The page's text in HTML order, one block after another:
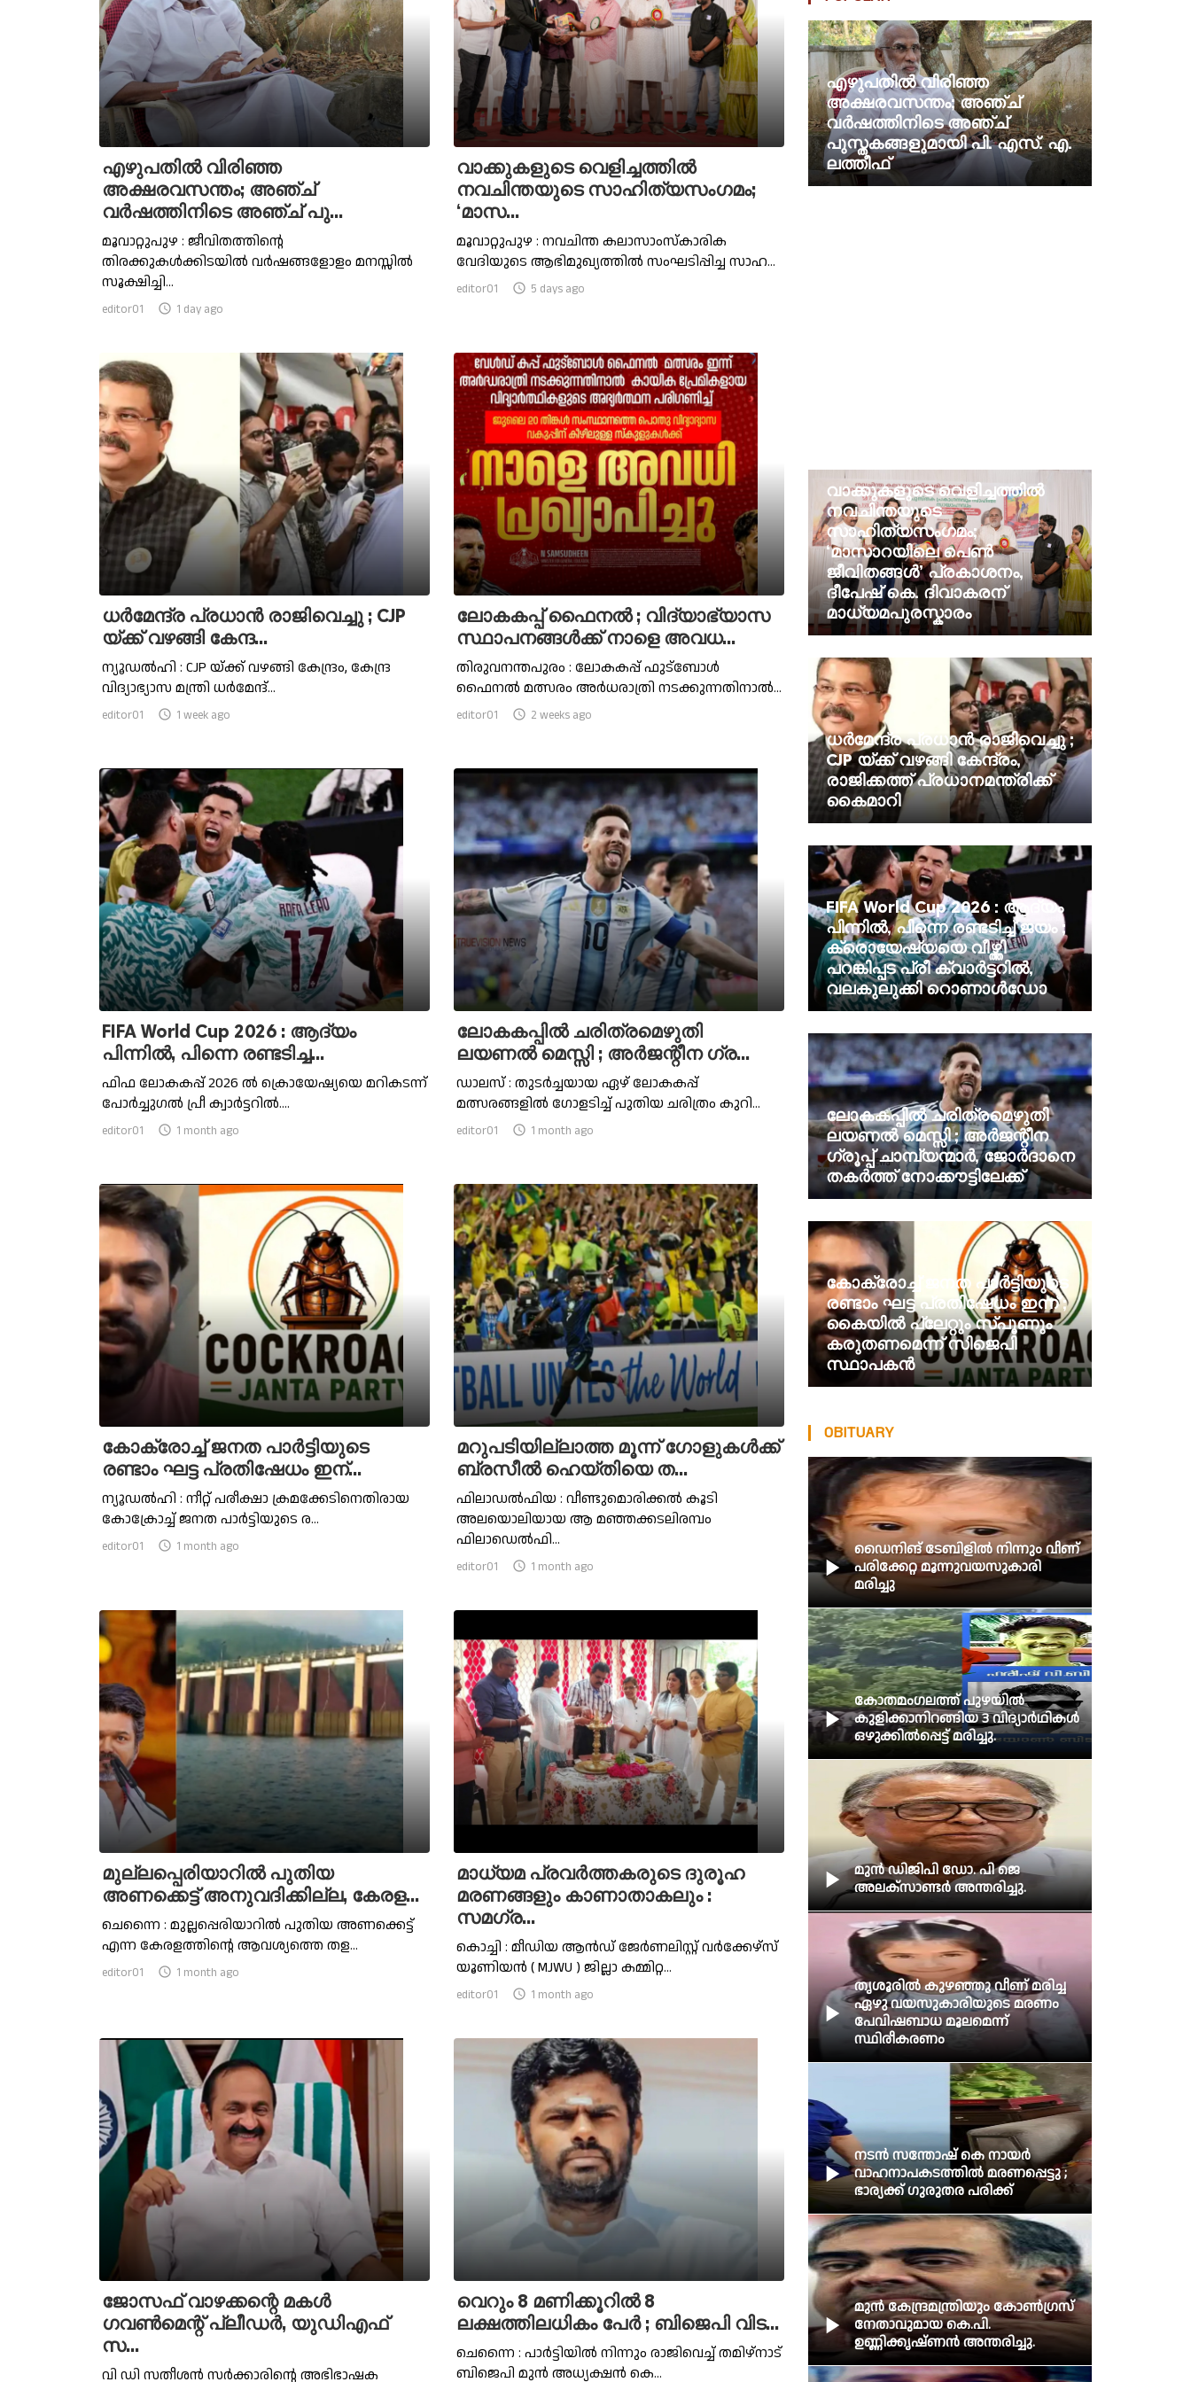
എഴുപതിൽ വിരിഞ്ഞ
അക്ഷരവസന്തം; അഞ്ച്
വർഷത്തിനിടെ അഞ്ച് പു...
മൂവാറ്റുപുഴ : ജീവിതത്തിന്റെ
തിരക്കുകൾക്കിടയിൽ വർഷങ്ങളോളം മനസ്സിൽ
സൂക്ഷിച്ചി...
editor01  1 day ago
വാക്കുകളുടെ വെളിച്ചത്തിൽ
നവചിന്തയുടെ സാഹിത്യസംഗമം;
‘മാസ...
മൂവാറ്റുപുഴ : നവചിന്ത കലാസാംസ്കാരിക
വേദിയുടെ ആഭിമുഖ്യത്തിൽ സംഘടിപ്പിച്ച സാഹ...
editor01  5 days ago
ധര്‍മേന്ദ്ര പ്രധാൻ രാജിവെച്ചു ; CJP
യ്ക്ക് വഴങ്ങി കേന്ദ...
ന്യൂഡൽഹി : CJP യ്ക്ക് വഴങ്ങി കേന്ദ്രം, കേന്ദ്ര
വിദ്യാഭ്യാസ മന്ത്രി ധർമേന്ദ്...
editor01  1 week ago
ലോകകപ്പ് ഫൈനല്‍ ; വിദ്യാഭ്യാസ
സ്ഥാപനങ്ങള്‍ക്ക് നാളെ അവധ...
തിരുവനന്തപുരം : ലോകകപ്പ് ഫുട്ബോള്‍
ഫൈനല്‍ മത്സരം അർധരാത്രി നടക്കുന്നതിനാല്‍...
editor01  2 weeks ago
FIFA World Cup 2026 : ആദ്യം
പിന്നില്‍, പിന്നെ രണ്ടടിച്ച...
ഫിഫ ലോകകപ്പ് 2026 ല്‍ ക്രൊയേഷ്യയെ മറികടന്ന്
പോർച്ചുഗല്‍ പ്രീ ക്വാർട്ടറില്‍....
editor01  1 month ago
ലോകകപ്പില്‍ ചരിത്രമെഴുതി
ലയണല്‍ മെസ്സി ; അര്‍ജന്റീന ഗ്ര...
ഡാലസ് : തുടർച്ചയായ ഏഴ് ലോകകപ്പ്
മത്സരങ്ങളില്‍ ഗോളടിച്ച്‌ പുതിയ ചരിത്രം കുറി...
editor01  1 month ago
കോക്രോച്ച്‌ ജനത പാര്‍ട്ടിയുടെ
രണ്ടാം ഘട്ട പ്രതിഷേധം ഇന്...
ന്യൂഡല്‍ഹി : നീറ്റ് പരീക്ഷാ ക്രമക്കേടിനെതിരായ
കോക്രോച്ച്‌ ജനത പാർട്ടിയുടെ ര...
editor01  1 month ago
മറുപടിയില്ലാത്ത മൂന്ന് ഗോളുകള്‍ക്ക്
ബ്രസീല്‍ ഹെയ്തിയെ ത...
ഫിലാഡല്‍ഫിയ : വീണ്ടുമൊരിക്കല്‍ കൂടി
അലയൊലിയായ ആ മഞ്ഞക്കടലിരമ്പം
ഫിലാഡെല്‍ഫി...
editor01  1 month ago
മുല്ലപ്പെരിയാറില്‍ പുതിയ
അണക്കെട്ട് അനുവദിക്കില്ല, കേരള...
ചെന്നൈ : മുല്ലപ്പെരിയാറില്‍ പുതിയ അണക്കെട്ട്
എന്ന കേരളത്തിൻ്റെ ആവശ്യത്തെ തള...
editor01  1 month ago
മാധ്യമ പ്രവർത്തകരുടെ ദുരൂഹ
മരണങ്ങളും കാണാതാകലും :
സമഗ്ര...
കൊച്ചി : മീഡിയ ആൻഡ് ജേർണലിസ്റ്റ് വർക്കേഴ്സ്
യൂണിയൻ ( MJWU ) ജില്ലാ കമ്മിറ്റ...
editor01  1 month ago
ജോസഫ് വാഴക്കന്റെ മകള്‍
ഗവണ്‍മെന്റ് പ്ലീഡര്‍, യുഡിഎഫ്
സ‍...
വി ഡി സതീശൻ സർക്കാരിന്റെ അഭിഭാഷക
വെറും 8 മണിക്കൂറില്‍ 8
ലക്ഷത്തിലധികം പേര്‍ ; ബിജെപി വിട...
ചെന്നൈ : പാർട്ടിയില്‍ നിന്നും രാജിവെച്ച്‌ തമിഴ്‌നാട്
ബിജെപി മുൻ അധ്യക്ഷൻ കെ...
എഴുപതിൽ വിരിഞ്ഞ
അക്ഷരവസന്തം; അഞ്ച്
വർഷത്തിനിടെ അഞ്ച്
പുസ്തകങ്ങളുമായി പി. എസ്. എ.
ലത്തീഫ്
വാക്കുകളുടെ വെളിച്ചത്തിൽ
നവചിന്തയുടെ
സാഹിത്യസംഗമം;
‘മാസാറയിലെ പെൺ
ജീവിതങ്ങൾ’ പ്രകാശനം,
ദീപേഷ് കെ. ദിവാകരന്
മാധ്യമപുരസ്കാരം
ധര്‍മേന്ദ്ര പ്രധാൻ രാജിവെച്ചു ;
CJP യ്ക്ക് വഴങ്ങി കേന്ദ്രം,
രാജിക്കത്ത് പ്രധാനമന്ത്രിക്ക്
കൈമാറി
FIFA World Cup 2026 : ആദ്യം
പിന്നില്‍, പിന്നെ രണ്ടടിച്ച്‌ ജയം ;
ക്രൊയേഷ്യയെ വീഴ്ത്തി
പറങ്കിപ്പട പ്രീ ക്വാര്‍ട്ടറില്‍,
വലകുലുക്കി റൊണാള്‍ഡോ
ലോകകപ്പില്‍ ചരിത്രമെഴുതി
ലയണല്‍ മെസ്സി ; അര്‍ജന്റീന
ഗ്രൂപ്പ് ചാമ്പ്യന്മാര്‍, ജോര്‍ദാനെ
തകര്‍ത്ത് നോക്കൗട്ടിലേക്ക്
കോക്രോച്ച്‌ ജനത പാര്‍ട്ടിയുടെ
രണ്ടാം ഘട്ട പ്രതിഷേധം ഇന്ന് ;
കൈയില്‍ പ്ലേറ്റും സ്പൂണും
കരുതണമെന്ന് സിജെപി
സ്ഥാപകൻ
OBITUARY

ഡൈനിങ് ടേബിളില്‍ നിന്നും വീണ്
പരിക്കേറ്റ മൂന്നുവയസുകാരി
മരിച്ചു

കോതമംഗലത്ത് പുഴയില്‍
കുളിക്കാനിറങ്ങിയ 3 വിദ്യാര്‍ഥികള്‍
ഒഴുക്കില്‍പ്പെട്ട് മരിച്ചു.
 മുന്‍ ഡിജിപി ഡോ. പി ജെ
അലക്‌സാണ്ടര്‍ അന്തരിച്ചു.

തൃശൂരില്‍ കുഴഞ്ഞു വീണ് മരിച്ച
ഏഴു വയസുകാരിയുടെ മരണം
പേവിഷബാധ മൂലമെന്ന്
സ്ഥിരീകരണം

നടൻ സന്തോഷ് കെ നായര്‍
വാഹനാപകടത്തില്‍ മരണപ്പെട്ടു ;
ഭാര്യക്ക് ഗുരുതര പരിക്ക്

മുൻ കേന്ദ്രമന്ത്രിയും കോൺഗ്രസ്
നേതാവുമായ കെ.പി.
ഉണ്ണിക്കൃഷ്ണൻ അന്തരിച്ചു.